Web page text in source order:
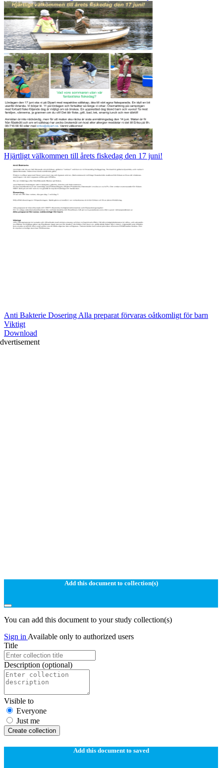
Hjärtligt välkommen till årets fiskedag den 17 juni!
Anti Bakterie Dosering Alla preparat förvaras oåtkomligt för barn
Viktigt
Download
Add this document to collection(s)
You can add this document to your study collection(s)
Sign in Available only to authorized users
Title
Description (optional)
Visible to
Everyone
Just me
Create collection
Add this document to saved